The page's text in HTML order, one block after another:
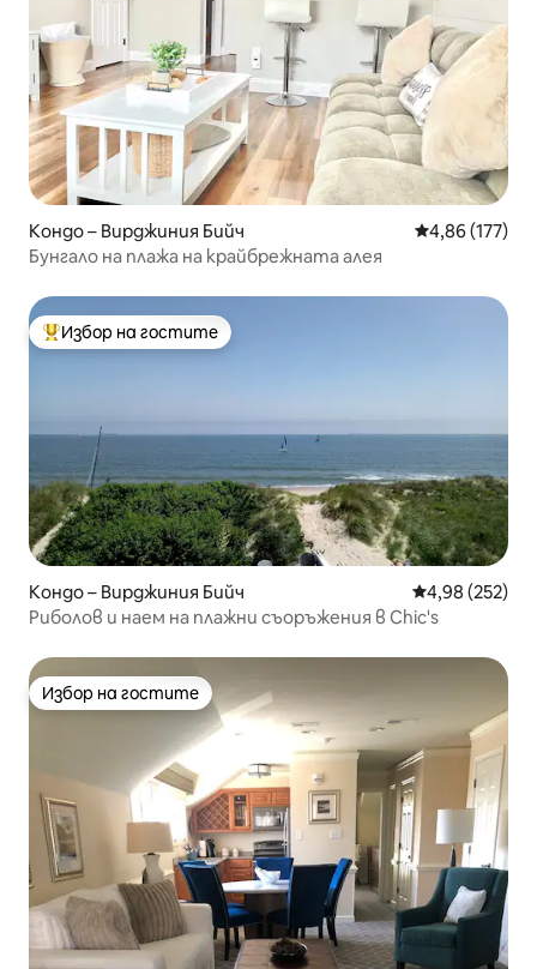
Кондо – Вирджиния Бийч Средна
4,86 (177)
Бунгало на плажа на крайбрежната алея
Най-популярен избор на гостите
Избор на гостите
Кондо – Вирджиния Бийч Средна
4,98 (252)
Риболов и наем на плажни съоръжения в Chic's
Избор на гостите
Избор на гостите